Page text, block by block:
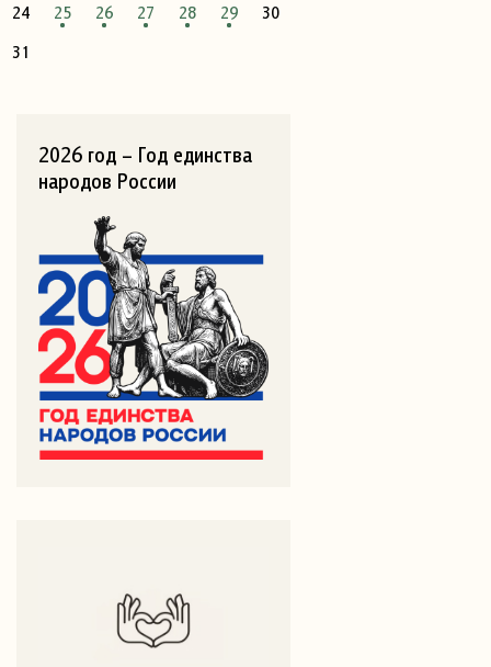
24
25 26 27 28 29
30
31
2026 год – Год единства
народов России